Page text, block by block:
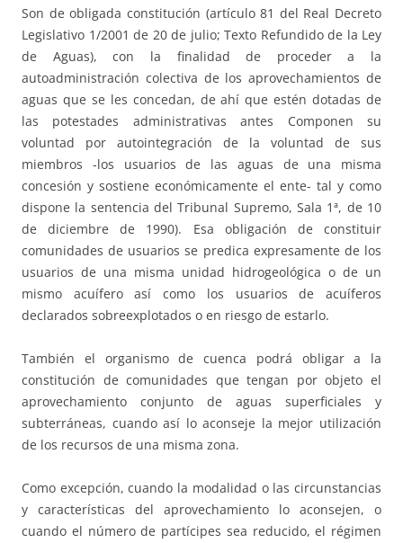
Son de obligada constitución (artículo 81 del Real Decreto
Legislativo 1/2001 de 20 de julio; Texto Refundido de la Ley
de Aguas), con la finalidad de proceder a la
autoadministración colectiva de los aprovechamientos de
aguas que se les concedan, de ahí que estén dotadas de
las potestades administrativas antes Componen su
voluntad por autointegración de la voluntad de sus
miembros -los usuarios de las aguas de una misma
concesión y sostiene económicamente el ente- tal y como
dispone la sentencia del Tribunal Supremo, Sala 1ª, de 10
de diciembre de 1990). Esa obligación de constituir
comunidades de usuarios se predica expresamente de los
usuarios de una misma unidad hidrogeológica o de un
mismo acuífero así como los usuarios de acuíferos
declarados sobreexplotados o en riesgo de estarlo.
También el organismo de cuenca podrá obligar a la
constitución de comunidades que tengan por objeto el
aprovechamiento conjunto de aguas superficiales y
subterráneas, cuando así lo aconseje la mejor utilización
de los recursos de una misma zona.
Como excepción, cuando la modalidad o las circunstancias
y características del aprovechamiento lo aconsejen, o
cuando el número de partícipes sea reducido, el régimen